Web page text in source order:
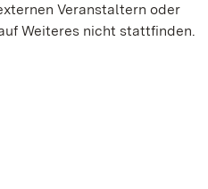
Veranstaltern oder
Weiteres nicht stattfinden.